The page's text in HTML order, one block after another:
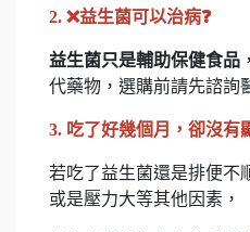
2. ❌益生菌可以治病❓
益生菌只是輔助保健食品
代藥物，選購前請先諮詢
3. 吃了好幾個月，卻沒有
若吃了益生菌還是排便不
或是壓力大等其他因素，